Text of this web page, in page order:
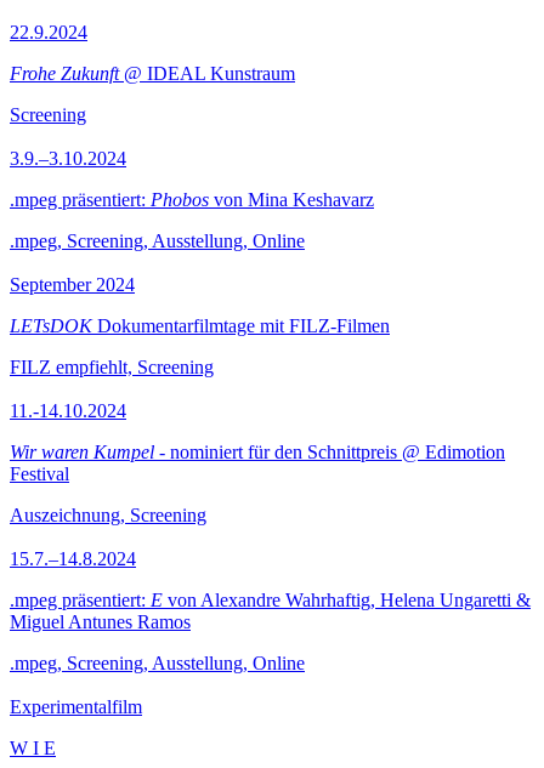
22.9.2024
Frohe Zukunft@ IDEAL Kunstraum
Screening
3.9.–3.10.2024
.mpeg präsentiert: Phobos von Mina Keshavarz
.mpeg, Screening, Ausstellung, Online
September 2024
LETsDOKDokumentarfilmtage mit FILZ-Filmen
FILZ empfiehlt, Screening
11.-14.10.2024
Wir waren Kumpel - nominiert für den Schnittpreis @ Edimotion
Festival
Auszeichnung, Screening
15.7.–14.8.2024
.mpeg präsentiert: E von Alexandre Wahrhaftig, Helena Ungaretti &
Miguel Antunes Ramos
.mpeg, Screening, Ausstellung, Online
Experimentalfilm
W I E